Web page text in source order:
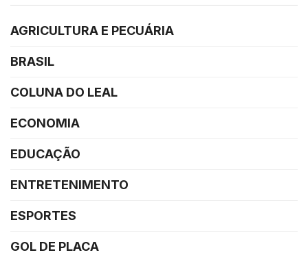
AGRICULTURA E PECUÁRIA
BRASIL
COLUNA DO LEAL
ECONOMIA
EDUCAÇÃO
ENTRETENIMENTO
ESPORTES
GOL DE PLACA